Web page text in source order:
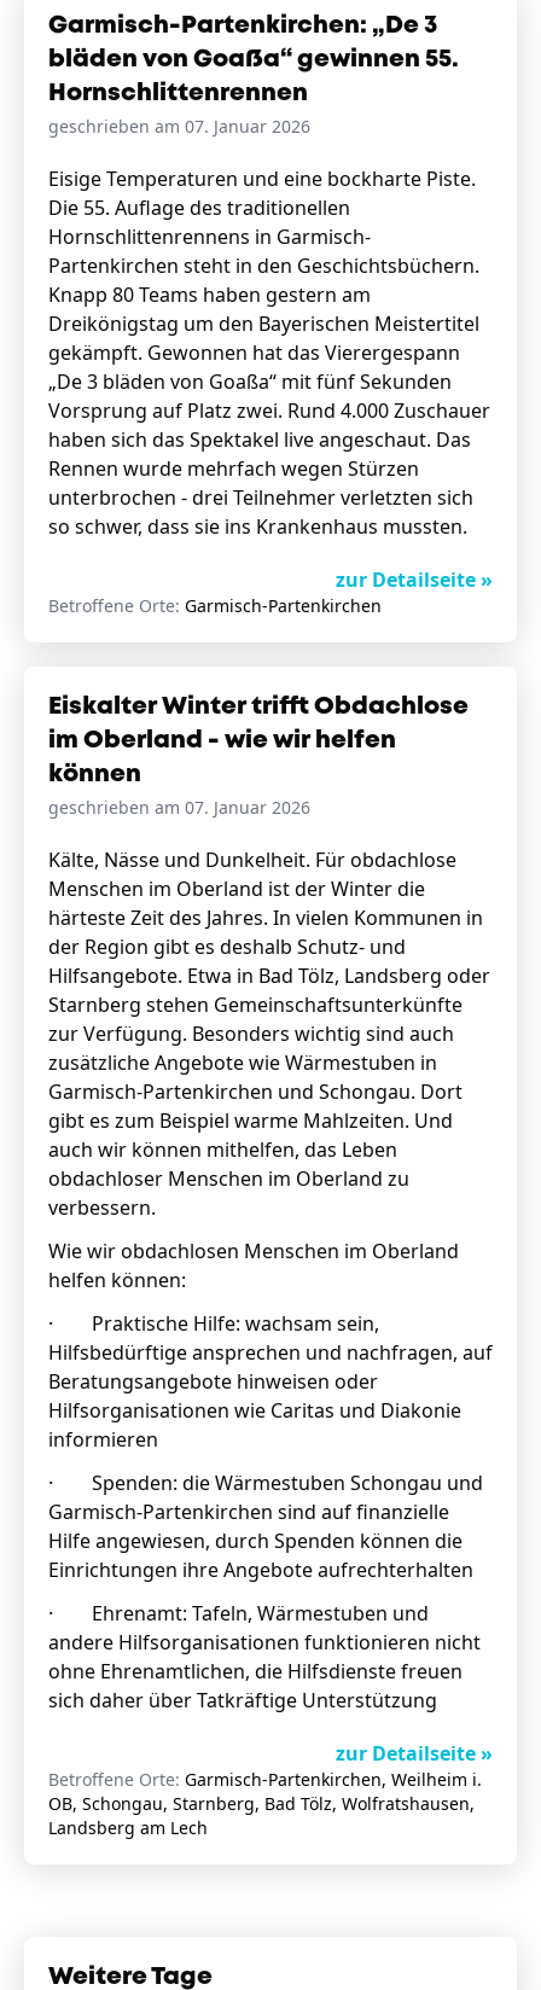
Garmisch-Partenkirchen: „De 3
bläden von Goaßa“ gewinnen 55.
Hornschlittenrennen
geschrieben am 07. Januar 2026
Eisige Temperaturen und eine bockharte Piste.
Die 55. Auflage des traditionellen
Hornschlittenrennens in Garmisch-
Partenkirchen steht in den Geschichtsbüchern.
Knapp 80 Teams haben gestern am
Dreikönigstag um den Bayerischen Meistertitel
gekämpft. Gewonnen hat das Vierergespann
„De 3 bläden von Goaßa“ mit fünf Sekunden
Vorsprung auf Platz zwei. Rund 4.000 Zuschauer
haben sich das Spektakel live angeschaut. Das
Rennen wurde mehrfach wegen Stürzen
unterbrochen - drei Teilnehmer verletzten sich
so schwer, dass sie ins Krankenhaus mussten.
zur Detailseite »
Betroffene Orte: Garmisch-Partenkirchen
Eiskalter Winter trifft Obdachlose
im Oberland - wie wir helfen
können
geschrieben am 07. Januar 2026
Kälte, Nässe und Dunkelheit. Für obdachlose
Menschen im Oberland ist der Winter die
härteste Zeit des Jahres. In vielen Kommunen in
der Region gibt es deshalb Schutz- und
Hilfsangebote. Etwa in Bad Tölz, Landsberg oder
Starnberg stehen Gemeinschaftsunterkünfte
zur Verfügung. Besonders wichtig sind auch
zusätzliche Angebote wie Wärmestuben in
Garmisch-Partenkirchen und Schongau. Dort
gibt es zum Beispiel warme Mahlzeiten. Und
auch wir können mithelfen, das Leben
obdachloser Menschen im Oberland zu
verbessern.
Wie wir obdachlosen Menschen im Oberland
helfen können:
· Praktische Hilfe: wachsam sein,
Hilfsbedürftige ansprechen und nachfragen, auf
Beratungsangebote hinweisen oder
Hilfsorganisationen wie Caritas und Diakonie
informieren
· Spenden: die Wärmestuben Schongau und
Garmisch-Partenkirchen sind auf finanzielle
Hilfe angewiesen, durch Spenden können die
Einrichtungen ihre Angebote aufrechterhalten
· Ehrenamt: Tafeln, Wärmestuben und
andere Hilfsorganisationen funktionieren nicht
ohne Ehrenamtlichen, die Hilfsdienste freuen
sich daher über Tatkräftige Unterstützung
zur Detailseite »
Betroffene Orte: Garmisch-Partenkirchen, Weilheim i.
OB, Schongau, Starnberg, Bad Tölz, Wolfratshausen,
Landsberg am Lech
Weitere Tage